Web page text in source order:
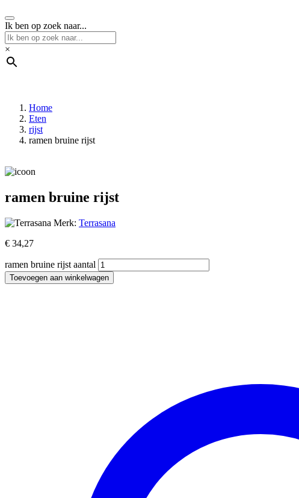
Ik ben op zoek naar...
×
Home
Eten
rijst
ramen bruine rijst
ramen bruine rijst
Merk: Terrasana
€ 34,27
ramen bruine rijst aantal
Toevoegen aan winkelwagen